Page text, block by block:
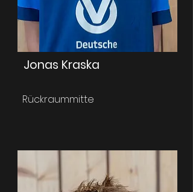
Jonas Kraska
Rückraummitte